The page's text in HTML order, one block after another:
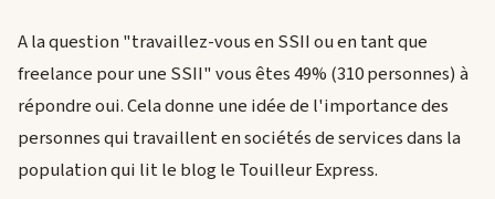
A la question "travaillez-vous en SSII ou en tant que
freelance pour une SSII" vous êtes 49% (310 personnes) à
répondre oui. Cela donne une idée de l'importance des
personnes qui travaillent en sociétés de services dans la
population qui lit le blog le Touilleur Express.